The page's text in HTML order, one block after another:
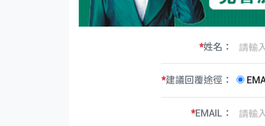
*姓名：
*建議回覆途徑：
*EMAIL：